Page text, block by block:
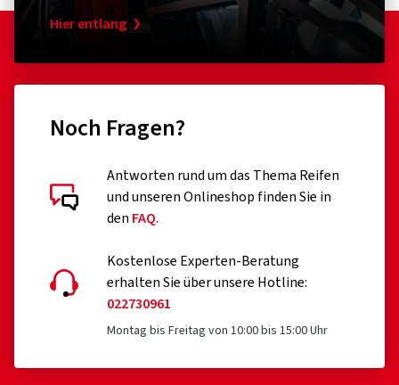
Hier entlang
Noch Fragen?
Antworten rund um das Thema Reifen
und unseren Onlineshop finden Sie in
den FAQ.
Kostenlose Experten-Beratung
erhalten Sie über unsere Hotline:
022730961
Montag bis Freitag von 10:00 bis 15:00 Uhr